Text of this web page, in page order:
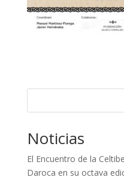
Noticias
El Encuentro de la
Daroca en su octava